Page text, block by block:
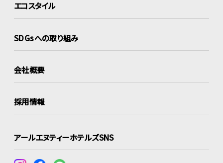
エコスタイル
SDGsへの取り組み
会社概要
採用情報
アールエヌティーホテルズSNS